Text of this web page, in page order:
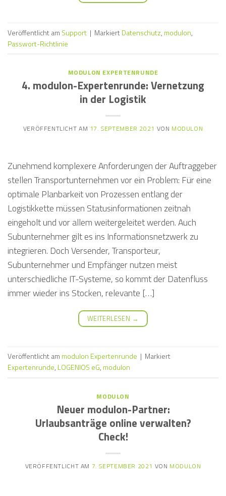
Veröffentlicht am Support | MarkiertDatenschutz, modulon,
Passwort-Richtlinie
MODULON EXPERTENRUNDE
4. modulon-Expertenrunde: Vernetzung
in der Logistik
VERÖFFENTLICHT AM 17. SEPTEMBER 2021 VON MODULON
Zunehmend komplexere Anforderungen der Auftraggeber
stellen Transportunternehmen vor ein Problem: Für eine
optimale Planbarkeit von Prozessen entlang der
Logistikkette müssen Statusinformationen zeitnah
eingeholt und vor allem weitergeleitet werden. Auch
Subunternehmer gilt es ins Informationsnetzwerk zu
integrieren. Doch Versender, Transporteur,
Subunternehmer und Empfänger nutzen meist
unterschiedliche IT-Systeme, so kommt der Datenfluss
immer wieder ins Stocken, relevante […]
WEITERLESEN →
Veröffentlicht am modulon Expertenrunde | Markiert
Expertenrunde, LOGENIOS eG, modulon
MODULON
Neuer modulon-Partner:
Urlaubsanträge online verwalten?
Check!
VERÖFFENTLICHT AM 7. SEPTEMBER 2021 VON MODULON